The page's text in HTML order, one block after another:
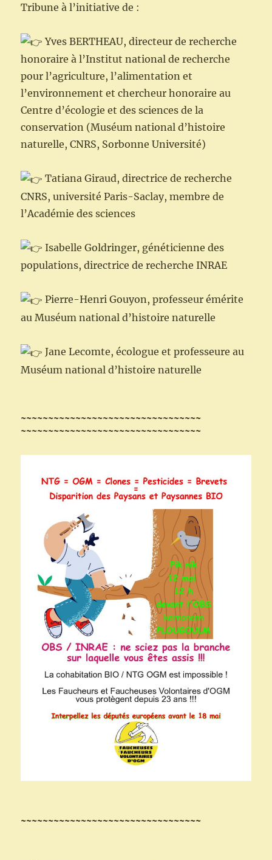
Tribune à l’initiative de :
Yves BERTHEAU, directeur de recherche
honoraire à l’Institut national de recherche
pour l’agriculture, l’alimentation et
l’environnement et chercheur honoraire au
Centre d’écologie et des sciences de la
conservation (Muséum national d’histoire
naturelle, CNRS, Sorbonne Université)
Tatiana Giraud, directrice de recherche
CNRS, université Paris-Saclay, membre de
l’Académie des sciences
Isabelle Goldringer, généticienne des
populations, directrice de recherche INRAE
Pierre-Henri Gouyon, professeur émérite
au Muséum national d’histoire naturelle
Jane Lecomte, écologue et professeure au
Muséum national d’histoire naturelle
~~~~~~~~~~~~~~~~~~~~~~~~~~~~~~~~~
~~~~~~~~~~~~~~~~~~~~~~~~~~~~~~~~~
~~~~~~~~~~~~~~~~~~~~~~~~~~~~~~~~~